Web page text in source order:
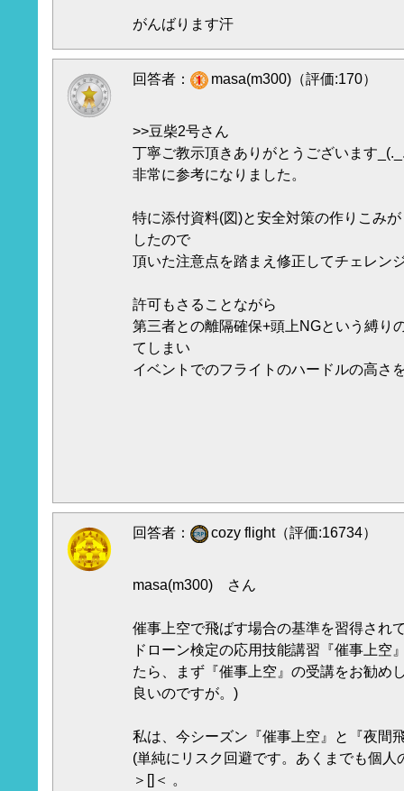
がんばります汗
回答者： masa(m300)（評価:170）
>>豆柴2号さん
丁寧ご教示頂きありがとうございます
非常に参考になりました。
特に添付資料(図)と安全対策の作りこみ
したので
頂いた注意点を踏まえ修正してチェレン
許可もさることながら
第三者との離隔確保+頭上NGという縛り
てしまい
イベントでのフライトのハードルの高さ
回答者： cozy flight（評価:16734）
masa(m300) さん
催事上空で飛ばす場合の基準を習得され
ドローン検定の応用技能講習『催事上空
たら、まず『催事上空』の受講をお勧め
良いのですが。)
私は、今シーズン『催事上空』と『夜間
(単純にリスク回避です。あくまでも個人
＞[]＜ 。